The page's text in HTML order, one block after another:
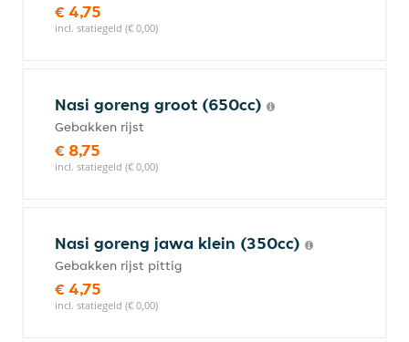
€ 4,75
incl. statiegeld (€ 0,00)
Nasi goreng groot (650cc)
Gebakken rijst
€ 8,75
incl. statiegeld (€ 0,00)
Nasi goreng jawa klein (350cc)
Gebakken rijst pittig
€ 4,75
incl. statiegeld (€ 0,00)